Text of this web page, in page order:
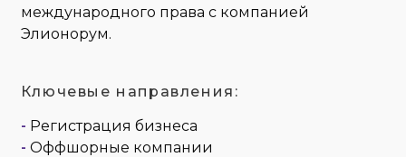
международного права с компанией
Элионорум.
Ключевые направления:
- Регистрация бизнеса
- Оффшорные компании